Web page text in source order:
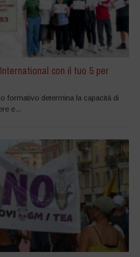
con il tuo 5 per
formativo determina la capacità di
e...